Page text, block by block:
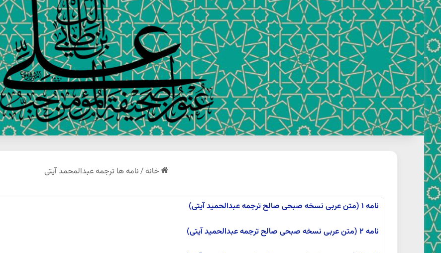
خانه/نامه ها ترجمه عبدالمحمد آیتی
نامه ۱ (متن عربی نسخه صبحی صالح ترجمه عبدالحمید آیتی)
نامه ۲ (متن عربی نسخه صبحی صالح ترجمه عبدالحمید آیتی)